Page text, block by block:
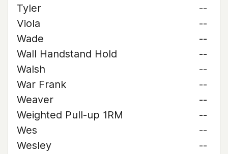
Tyler
--
Viola
--
Wade
--
Wall Handstand Hold
--
Walsh
--
War Frank
--
Weaver
--
Weighted Pull-up 1RM
--
Wes
--
Wesley
--